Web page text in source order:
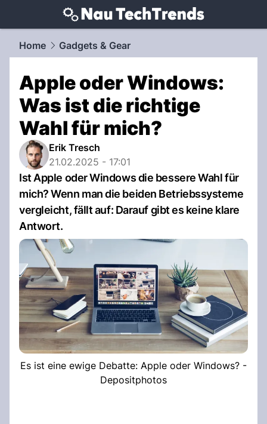
techtrends.NAU.ch
Home Gadgets & Gear
Apple oder Windows:
Was ist die richtige
Wahl für mich?
Erik Tresch
21.02.2025 - 17:01
Ist Apple oder Windows die bessere Wahl für
mich? Wenn man die beiden Betriebssysteme
vergleicht, fällt auf: Darauf gibt es keine klare
Antwort.
Es ist eine ewige Debatte: Apple oder Windows? -
Depositphotos